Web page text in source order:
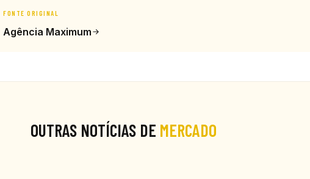
FONTE ORIGINAL
Agência Maximum
OUTRAS NOTÍCIAS DE MERCADO